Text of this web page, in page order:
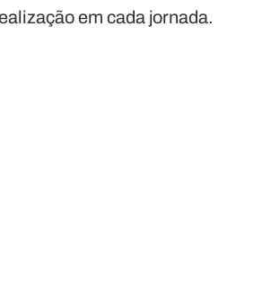
em cada jornada.